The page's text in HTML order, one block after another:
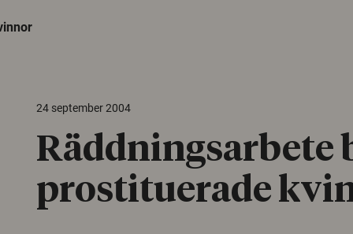
24 september 2004
Räddningsarbete
prostituerade